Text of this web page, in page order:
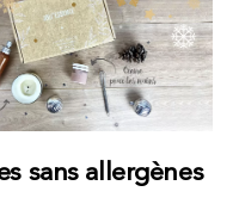
sans allergènes